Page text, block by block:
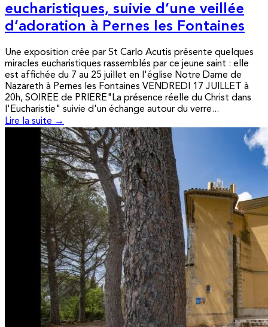
eucharistiques, suivie d’une veillée
d’adoration à Pernes les Fontaines
Une exposition crée par St Carlo Acutis présente quelques
miracles eucharistiques rassemblés par ce jeune saint : elle
est affichée du 7 au 25 juillet en l'église Notre Dame de
Nazareth à Pernes les Fontaines VENDREDI 17 JUILLET à
20h, SOIREE de PRIERE"La présence réelle du Christ dans
l'Eucharistie" suivie d'un échange autour du verre...
Lire la suite →